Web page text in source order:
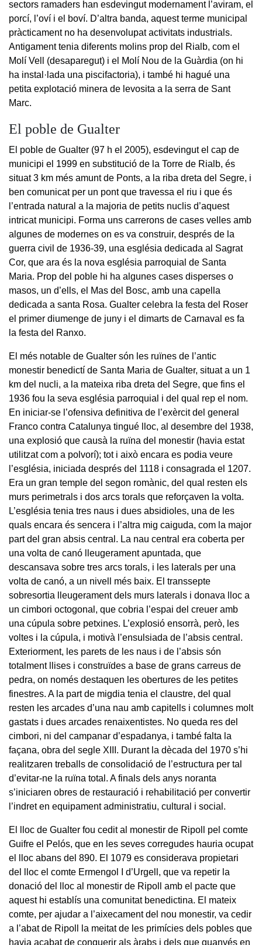
sectors ramaders han esdevingut modernament l’aviram, el
porcí, l’oví i el boví. D’altra banda, aquest terme municipal
pràcticament no ha desenvolupat activitats industrials.
Antigament tenia diferents molins prop del Rialb, com el
Molí Vell (desaparegut) i el Molí Nou de la Guàrdia (on hi
ha instal·lada una piscifactoria), i també hi hagué una
petita explotació minera de levosita a la serra de Sant
Marc.
El poble de Gualter
El poble de Gualter (97 h el 2005), esdevingut el cap de
municipi el 1999 en substitució de la Torre de Rialb, és
situat 3 km més amunt de Ponts, a la riba dreta del Segre, i
ben comunicat per un pont que travessa el riu i que és
l’entrada natural a la majoria de petits nuclis d’aquest
intricat municipi. Forma uns carrerons de cases velles amb
algunes de modernes on es va construir, després de la
guerra civil de 1936-39, una església dedicada al Sagrat
Cor, que ara és la nova església parroquial de Santa
Maria. Prop del poble hi ha algunes cases disperses o
masos, un d’ells, el Mas del Bosc, amb una capella
dedicada a santa Rosa. Gualter celebra la festa del Roser
el primer diumenge de juny i el dimarts de Carnaval es fa
la festa del Ranxo.
El més notable de Gualter són les ruïnes de l’antic
monestir benedictí de Santa Maria de Gualter, situat a un 1
km del nucli, a la mateixa riba dreta del Segre, que fins el
1936 fou la seva església parroquial i del qual rep el nom.
En iniciar-se l’ofensiva definitiva de l’exèrcit del general
Franco contra Catalunya tingué lloc, al desembre del 1938,
una explosió que causà la ruïna del monestir (havia estat
utilitzat com a polvorí); tot i això encara es podia veure
l’església, iniciada després del 1118 i consagrada el 1207.
Era un gran temple del segon romànic, del qual resten els
murs perimetrals i dos arcs torals que reforçaven la volta.
L’església tenia tres naus i dues absidioles, una de les
quals encara és sencera i l’altra mig caiguda, com la major
part del gran absis central. La nau central era coberta per
una volta de canó lleugerament apuntada, que
descansava sobre tres arcs torals, i les laterals per una
volta de canó, a un nivell més baix. El transsepte
sobresortia lleugerament dels murs laterals i donava lloc a
un cimbori octogonal, que cobria l’espai del creuer amb
una cúpula sobre petxines. L’explosió ensorrà, però, les
voltes i la cúpula, i motivà l’ensulsiada de l’absis central.
Exteriorment, les parets de les naus i de l’absis són
totalment llises i construïdes a base de grans carreus de
pedra, on només destaquen les obertures de les petites
finestres. A la part de migdia tenia el claustre, del qual
resten les arcades d’una nau amb capitells i columnes molt
gastats i dues arcades renaixentistes. No queda res del
cimbori, ni del campanar d’espadanya, i també falta la
façana, obra del segle XIII. Durant la dècada del 1970 s’hi
realitzaren treballs de consolidació de l’estructura per tal
d’evitar-ne la ruïna total. A finals dels anys noranta
s’iniciaren obres de restauració i rehabilitació per convertir
l’indret en equipament administratiu, cultural i social.
El lloc de Gualter fou cedit al monestir de Ripoll pel comte
Guifre el Pelós, que en les seves corregudes hauria ocupat
el lloc abans del 890. El 1079 es considerava propietari
del lloc el comte Ermengol I d’Urgell, que va repetir la
donació del lloc al monestir de Ripoll amb el pacte que
aquest hi establís una comunitat benedictina. El mateix
comte, per ajudar a l’aixecament del nou monestir, va cedir
a l’abat de Ripoll la meitat de les primícies dels pobles que
havia acabat de conquerir als àrabs i dels que guanyés en